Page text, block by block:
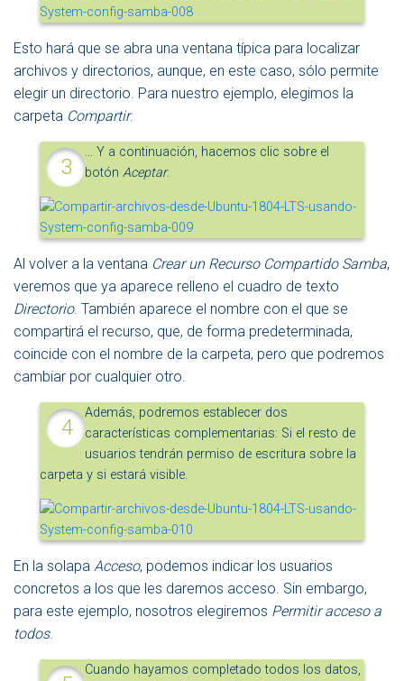
Esto hará que se abra una ventana típica para localizar
archivos y directorios, aunque, en este caso, sólo permite
elegir un directorio. Para nuestro ejemplo, elegimos la
carpeta Compartir.
… Y a continuación, hacemos clic sobre el
botónAceptar.
Al volver a la ventana Crear un Recurso Compartido Samba,
veremos que ya aparece relleno el cuadro de texto
Directorio. También aparece el nombre con el que se
compartirá el recurso, que, de forma predeterminada,
coincide con el nombre de la carpeta, pero que podremos
cambiar por cualquier otro.
Además, podremos establecer dos
características complementarias: Si el resto de
usuarios tendrán permiso de escritura sobre la
carpeta y si estará visible.
En la solapa Acceso, podemos indicar los usuarios
concretos a los que les daremos acceso. Sin embargo,
para este ejemplo, nosotros elegiremos Permitir acceso a
todos.
Cuando hayamos completado todos los datos,